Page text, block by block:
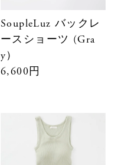
SoupleLuz バックレ
ースショーツ (Gra
y）
6,600円